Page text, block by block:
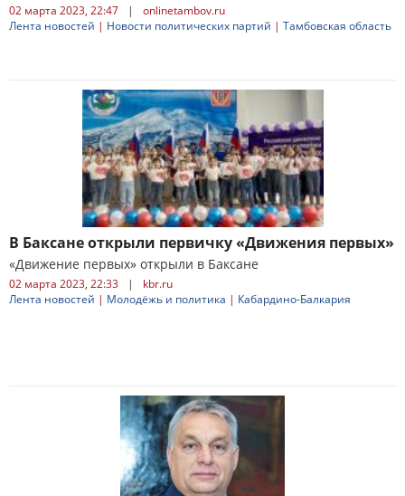
02 марта 2023, 22:47 |
onlinetambov.ru
Лента новостей | Новости политических партий | Тамбовская область
В Баксане открыли первичку «Движения первых»
«Движение первых» открыли в Баксане
02 марта 2023, 22:33 |
kbr.ru
Лента новостей | Молодёжь и политика | Кабардино-Балкария